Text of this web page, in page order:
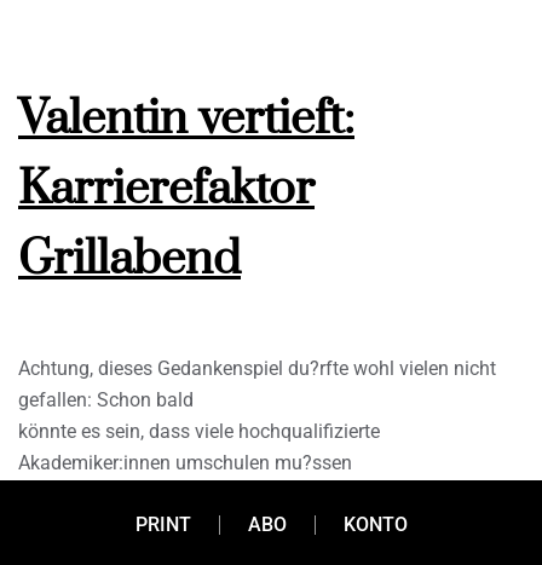
Valentin vertieft:
Karrierefaktor
Grillabend
Achtung, dieses Gedankenspiel du?rfte wohl vielen nicht
gefallen: Schon bald
könnte es sein, dass viele hochqualifizierte
Akademiker:innen umschulen mu?ssen
schuften. Denn während
PRINT ABO KONTO